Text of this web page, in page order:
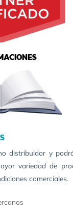
distribuidor y
variedad de
comerciales.